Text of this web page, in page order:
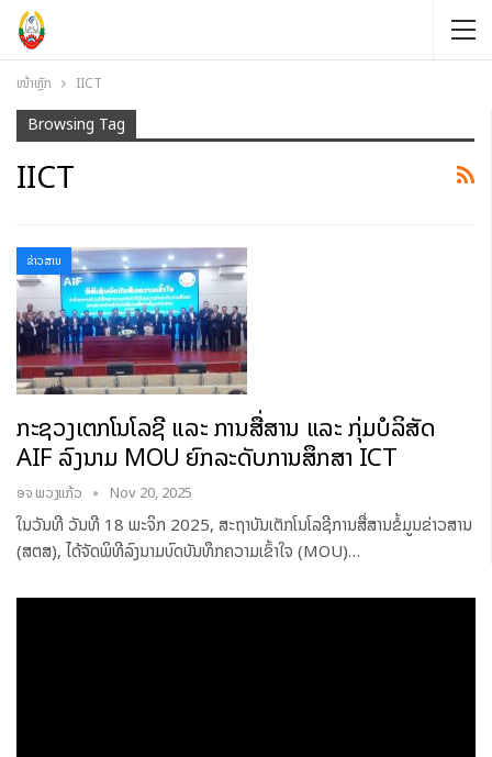
ໜ້າຫຼັກ IICT
Browsing Tag
IICT
ຂ່າວສານ
ກະຊວງເຕັກໂນໂລຊີ ແລະ ການສື່ສານ ແລະ ກຸ່ມບໍລິສັດ
AIF ລົງນາມ MOU ຍົກລະດັບການສຶກສາ ICT
ອຈ ພວງແກ້ວ Nov 20, 2025
ໃນວັນທີ ວັນທີ 18 ພະຈິກ 2025, ສະຖາບັນເຕັກໂນໂລຊີການສື່ສານຂໍ້ມູນຂ່າວສານ
(ສຕສ), ໄດ້ຈັດພິທີລົງນາມບົດບັນທຶກຄວາມເຂົ້າໃຈ (MOU)…